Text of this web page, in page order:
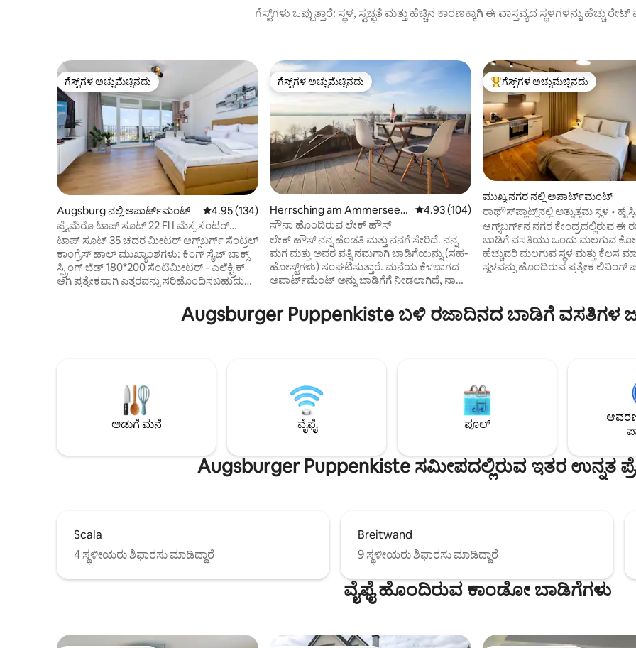
ಗೆಸ್ಟ್‌ಗಳು ಒಪ್ಪುತ್ತಾರೆ: ಸ್ಥಳ, ಸ್ವಚ್ಛತೆ ಮತ್ತು ಹೆಚ್ಚಿನ ಕಾರಣಕ್ಕಾಗಿ ಈ ವಾಸ್ತವ್ಯದ ಸ್ಥಳಗಳನ್ನು ಹೆಚ್ಚು
ಗೆಸ್ಟ್‌ಗಳ ಅಚ್ಚುಮೆಚ್ಚಿನದು
ಗೆಸ್ಟ್‌ಗಳ ಅಚ್ಚುಮೆಚ್ಚಿನದು
Augsburg ನಲ್ಲಿ ಅಪಾರ್ಟ್‌ಮಂಟ್ 5 ರಲ್ಲಿ 4.95 ಸರಾಸರಿ ರೇಟಿಂಗ್, 134 ವಿಮರ್ಶೆಗಳು
4.95 (134)
ಪ್ರೈಮೆರೊ ಟಾಪ್ ಸೂಟ್ 22 Fl I ಮೆಸ್ಸೆ ಸೆಂಟರ್
ಕಾಂಗ್ರೆಸ್
ಟಾಪ್ ಸೂಟ್ 35 ಚದರ ಮೀಟರ್ ಆಗ್ಸ್‌ಬರ್ಗ್ ಸೆಂಟ್ರಲ್
ಕಾಂಗ್ರೆಸ್ ಹಾಲ್ ಮುಖ್ಯಾಂಶಗಳು: ಕಿಂಗ್ ಸೈಜ್ ಬಾಕ್ಸ್
ಸ್ಪ್ರಿಂಗ್ ಬೆಡ್ 180*200 ಸೆಂಟಿಮೀಟರ್ - ಎಲೆಕ್ಟ್ರಿಕ್
ಆಗಿ ಪ್ರತ್ಯೇಕವಾಗಿ ಎತ್ತರವನ್ನು ಸರಿಹೊಂದಿಸಬಹುದು
ಸ್ಟ್ರೀಮಿಂಗ್ ಮತ್ತು ಹೋಮ್ ಆಫೀಸ್‌ಗಾಗಿ 100 K
ಇಂಟರ್ನೆಟ್. ಅಡುಗೆ ಮತ್ತು ಮಸಾಲೆ ಪಾತ್ರೆಗಳನ್ನು
ವಾಕಿಂಗ್ ದೂರದಲ್ಲಿ: ಮುಖ್ಯ ರೈಲು ನಿಲ್ದಾಣ, ನಗರ
ಕೇಂದ್ರ, ವಿಟೆಲ್ಸ್‌ಬಾಚರ್ ಪಾರ್ಕ್. ಡೇನಿಯಲ್ ಮತ್ತು
ಸ್ಟೀಫನ್ ಬೆಂಬಲಕ್ಕೆ ಸಿದ್ಧರಾಗಿದ್ದಾರೆ
ಗೆಸ್ಟ್‌ಗಳ ಅಚ್ಚುಮೆಚ್ಚಿನದು
ಗೆಸ್ಟ್‌ಗಳ ಅಚ್ಚುಮೆಚ್ಚಿನದು
Herrsching am Ammersee ನ
ಲ್ಲಿ ಅಪಾರ್ಟ್‌ಮಂಟ್
5 ರಲ್ಲಿ 4.93 ಸರಾಸರಿ ರೇಟಿಂಗ್, 104 ವಿಮರ್ಶೆಗಳು
4.93 (104)
ಸೌನಾ ಹೊಂದಿರುವ ಲೇಕ್ ಹೌಸ್
ಲೇಕ್ ಹೌಸ್ ನನ್ನ ಹೆಂಡತಿ ಮತ್ತು ನನಗೆ ಸೇರಿದೆ. ನನ್ನ
ಮಗ ಮತ್ತು ಅವರ ಪತ್ನಿ ನಮಗಾಗಿ ಬಾಡಿಗೆಯನ್ನು (ಸಹ-
ಹೋಸ್ಟ್‌ಗಳು) ಸಂಘಟಿಸುತ್ತಾರೆ. ಮನೆಯ ಕೆಳಭಾಗದ
ಅಪಾರ್ಟ್‌ಮೆಂಟ್ ಅನ್ನು ಬಾಡಿಗೆಗೆ ನೀಡಲಾಗಿದೆ, ನಾವು
ಬಳಸುತ್ತೇವೆ. ಮೇಲಿನ ಅಪಾರ್ಟ್‌ಮೆಂಟ್‌ನಲ್ಲಿ ನಿಮ್ಮನ್ನು
ಗೆಸ್ಟ್‌ಗಳಾಗಿ ಸ್ವಾಗತಿಸಲು ನಾವು ಎದುರು ನೋಡುತ್ತಿದ್ದೇವೆ.
ಅದ್ಭುತವಾಗಿದೆ. ಲಿವಿಂಗ್/ಡೈನಿಂಗ್ ರೂಮ್, ಬಾಲ್ಕನಿ,
ಅಡುಗೆಮನೆ, ಬಾತ್‌ರೂಮ್, 2 ಬೆಡ್‌ರೂಮ್‌ಗಳು ಮತ್ತು
ಗೆಸ್ಟ್‌ಗಳಿಗೆ ಅತಿ ಹೆಚ್ಚು ಅಚ್ಚುಮೆಚ್ಚಿನದು
ಗೆಸ್ಟ್‌ಗಳ ಅಚ್ಚುಮೆಚ್ಚಿನದು
ಮುಖ್ಯ ನಗರ ನಲ್ಲಿ ಅಪಾರ್ಟ್‌ಮಂಟ್
ರಾಥೌಸ್‌ಪ್ಲಾಟ್ಜ್‌ನಲ್ಲಿ ಅತ್ಯುತ್ತಮ ಸ್ಥಳ •
ಆಗ್ಸ್‌ಬರ್ಗ್‌ನ ನಗರ ಕೇಂದ್ರದಲ್ಲಿರುವ ಈ
ಬಾಡಿಗೆ ವಸತಿಯು ಒಂದು ಮಲಗುವ
ಹೆಚ್ಚುವರಿ ಮಲಗುವ ಸ್ಥಳ ಮತ್ತು ಕೆಲಸ
ಸ್ಥಳವನ್ನು ಹೊಂದಿರುವ ಪ್ರತ್ಯೇಕ ಲಿವಿಂಗ್
ಬಯಸುವ ಇಬ್ಬರು ವಯಸ್ಕರಿಗೆ
ಸೌಲಭ್ಯ. ರಾಥೌಸ್‌ಪ್ಲಾಟ್ಜ್‌ನಲ್ಲಿ ಪ್ರಧಾನ ಸ್ಥಳ:
ಅತ್ಯಂತ ಪ್ರಸಿದ್ಧ ಆಕರ್ಷಣೆಗಳು ಕೇವಲ
ದೂರದಲ್ಲಿವೆ. ನಗರ ವಿಹಾರವು
ಹಾಗೆಯೇ ಇರುತ್ತದೆ.
Augsburger Puppenkiste ಬಳಿ ರಜಾದಿನದ ಬಾಡಿಗೆ ವಸತಿಗಳ
ಅಡುಗೆ ಮನೆ ವೈಫೈ ಪೂಲ್
Augsburger Puppenkiste ಸಮೀಪದಲ್ಲಿರುವ ಇತರ ಉನ್ನತ
Scala
4 ಸ್ಥಳೀಯರು ಶಿಫಾರಸು ಮಾಡಿದ್ದಾರೆ
Breitwand
9 ಸ್ಥಳೀಯರು ಶಿಫಾರಸು ಮಾಡಿದ್ದಾರೆ
ವೈಫೈ ಹೊಂದಿರುವ ಕಾಂಡೋ ಬಾಡಿಗೆಗಳು